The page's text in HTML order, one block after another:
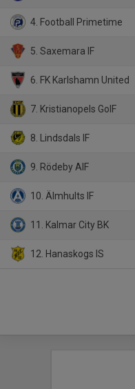
4. Football Primetime
5. Saxemara IF
6. FK Karlshamn United
7. Kristianopels GoIF
8. Lindsdals IF
9. Rödeby AIF
10. Älmhults IF
11. Kalmar City BK
12. Hanaskogs IS